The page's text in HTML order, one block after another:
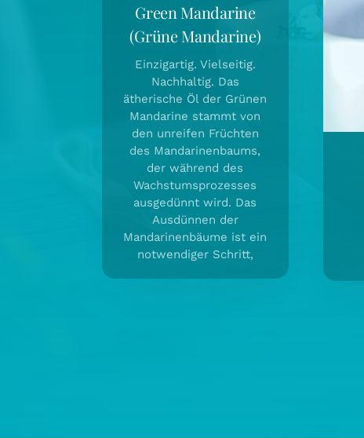
Green Mandarine
(Grüne Mandarine)
Einzigartig. Vielseitig.
Nachhaltig. Das
ätherische Öl der Grünen
Mandarine stammt von
den unreifen Früchten
des Mandarinenbaums,
der während des
Wachstumsprozesses
ausgedünnt wird. Das
Ausdünnen der
Mandarinenbäume ist ein
notwendiger Schritt,